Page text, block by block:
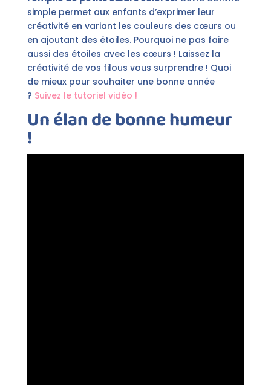
simple permet aux enfants d’exprimer leur
créativité en variant les couleurs des cœurs ou
en ajoutant des étoiles. Pourquoi ne pas faire
aussi des étoiles avec les cœurs ! Laissez la
créativité de vos filous vous surprendre ! Quoi
de mieux pour souhaiter une bonne année
? Suivez le tutoriel vidéo !
Un élan de bonne humeur
!